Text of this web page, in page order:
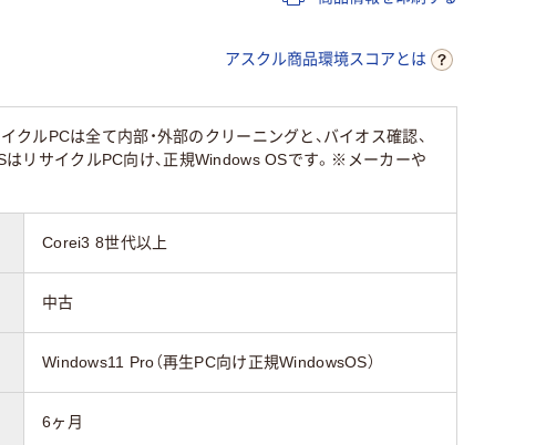
アスクル商品環境スコアとは
ルPCは全て内部・外部のクリーニングと、バイオス確認、
リサイクルPC向け、正規Windows OSです。※メーカーや
Corei3 8世代以上
中古
Windows11 Pro（再生PC向け正規WindowsOS）
6ヶ月